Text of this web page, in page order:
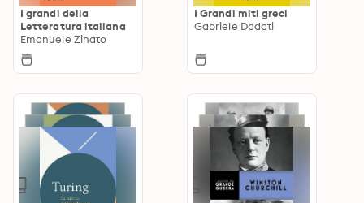
I grandi della
Letteratura italiana
Emanuele Zinato
I Grandi miti greci
Gabriele Dadati